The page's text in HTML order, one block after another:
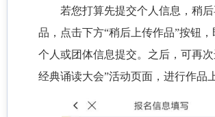
若您打算先提交个人信息，稍
品，点击下方“稍后上传作品”按钮
个人或团体信息提交。之后，可再
经典诵读大会”活动页面，进行作品